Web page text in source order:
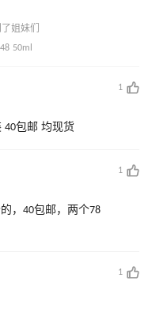
姐妹们
50ml
1
40包邮 均现货
1
，40包邮，两个78
1